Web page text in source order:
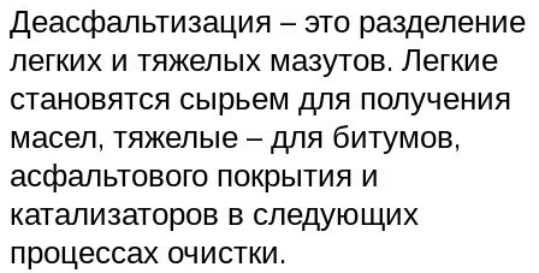
Деасфальтизация – это разделение
легких и тяжелых мазутов. Легкие
становятся сырьем для получения
масел, тяжелые – для битумов,
асфальтового покрытия и
катализаторов в следующих
процессах очистки.